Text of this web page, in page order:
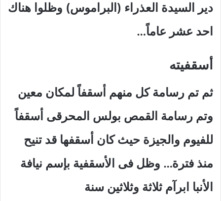
دير السيدة العذراء (البراموس) وظلوا هناك
احد عشر عاماً…
أسقفيته
ثم تم رسامة كل منهم أسقفاً لمكان معين
وتم رسامة القمص بولس المحرقى أسقفاً
للفيوم والجيزة حيث كان أسقفها قد تنيح
منذ فترة… وظل فى الأسقفية بإسم نيافة
الأنبا ابرآم ثلاثة وثلاثين سنة